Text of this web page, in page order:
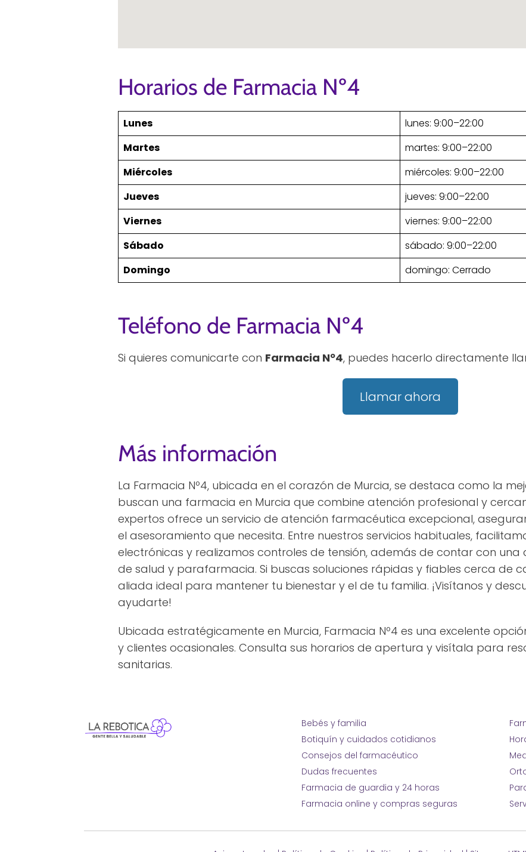
Horarios de Farmacia Nº4
Lunes
lunes: 9:00–22:00
Martes
martes: 9:00–22:00
Miércoles
miércoles: 9:00–22:00
Jueves
jueves: 9:00–22:00
Viernes
viernes: 9:00–22:00
Sábado
sábado: 9:00–22:00
Domingo
domingo: Cerrado
Teléfono de Farmacia Nº4
Si quieres comunicarte con Farmacia Nº4, puedes hacerlo directamente
Llamar ahora
Más información
La Farmacia Nº4, ubicada en el corazón de Murcia, se destaca como la
buscan una farmacia en Murcia que combine atención profesional y
expertos ofrece un servicio de atención farmacéutica excepcional,
el asesoramiento que necesita. Entre nuestros servicios habituales,
electrónicas y realizamos controles de tensión, además de contar con
de salud y parafarmacia. Si buscas soluciones rápidas y fiables cerca de
aliada ideal para mantener tu bienestar y el de tu familia. ¡Visítanos y
ayudarte!
Ubicada estratégicamente en Murcia, Farmacia Nº4 es una excelente
y clientes ocasionales. Consulta sus horarios de apertura y visítala para
sanitarias.
Bebés y familia
Botiquín y cuidados cotidianos
Consejos del farmacéutico
Dudas frecuentes
Farmacia de guardia y 24 horas
Farmacia online y compras seguras